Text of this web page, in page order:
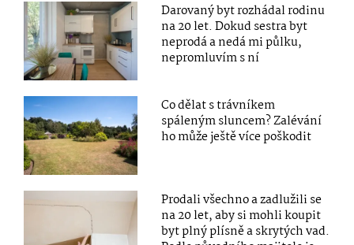
Darovaný byt rozhádal rodinu
na 20 let. Dokud sestra byt
neprodá a nedá mi půlku,
nepromluvím s ní
Co dělat s trávníkem
spáleným sluncem? Zalévání
ho může ještě více poškodit
Prodali všechno a zadlužili se
na 20 let, aby si mohli koupit
byt plný plísně a skrytých vad.